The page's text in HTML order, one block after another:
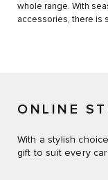
whole range. With
accessories, there is
ONLINE
With a stylish
gift to suit every car